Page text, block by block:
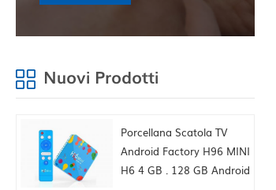
Nuovi Prodotti
Porcellana Scatola TV
Android Factory H96 MINI
H6 4 GB . 128 GB Android